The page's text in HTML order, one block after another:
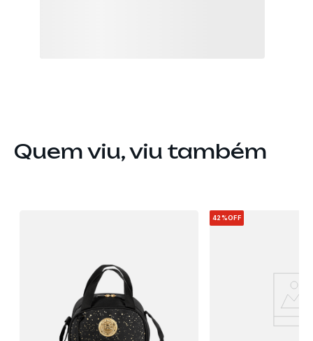
Quem viu, viu também
42%OFF